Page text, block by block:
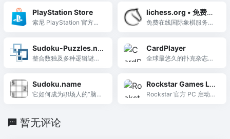
PlayStation Store
索尼 PlayStation 官方数
员订阅及娱乐内容的一站
式购买与下载服务。
lichess.org • 免费在
线国际象棋
免费在线国际象棋服务
无需插件。可与电脑、朋
友或随机对手对弈。
Sudoku-Puzzles.ne
t
整合数独及多种逻辑谜题
输出，由专业谜题团队运
营。
CardPlayer
全球最悠久的扑克杂志与
策略文章及牌手排名数据
库。
Sudoku.name
它如何成为职场人的“脑力
一两个小时报表、PPT或
Rockstar Games La
uncher
Rockstar 官方 PC 启动器
暂无评论